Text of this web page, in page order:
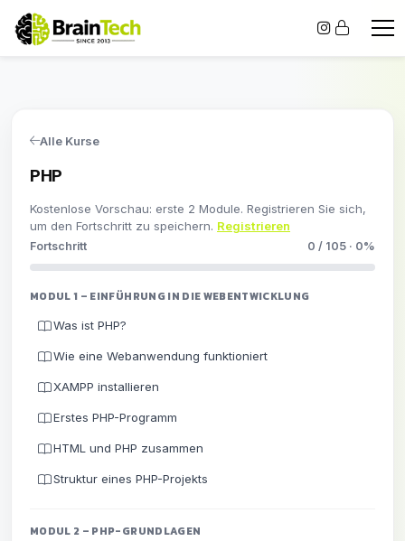
Alle Kurse
PHP
Kostenlose Vorschau: erste 2 Module. Registrieren Sie sich,
um den Fortschritt zu speichern. Registrieren
Fortschritt 0 / 105 · 0%
MODUL 1 – EINFÜHRUNG IN DIE WEBENTWICKLUNG
Was ist PHP?
Wie eine Webanwendung funktioniert
XAMPP installieren
Erstes PHP-Programm
HTML und PHP zusammen
Struktur eines PHP-Projekts
MODUL 2 – PHP-GRUNDLAGEN